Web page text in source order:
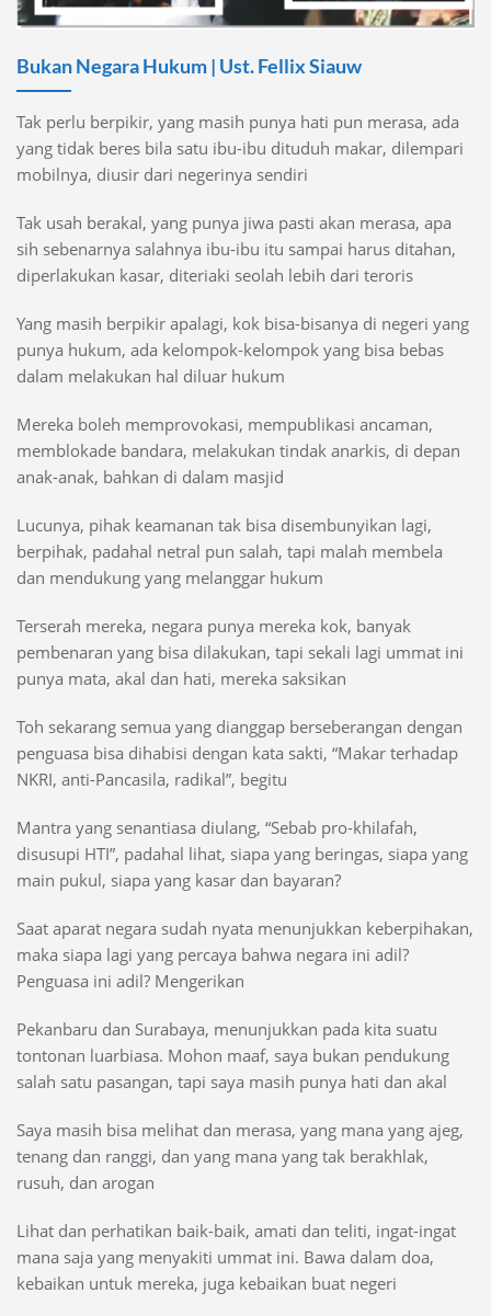
Bukan Negara Hukum | Ust. Fellix Siauw
Tak perlu berpikir, yang masih punya hati pun merasa, ada
yang tidak beres bila satu ibu-ibu dituduh makar, dilempari
mobilnya, diusir dari negerinya sendiri
Tak usah berakal, yang punya jiwa pasti akan merasa, apa
sih sebenarnya salahnya ibu-ibu itu sampai harus ditahan,
diperlakukan kasar, diteriaki seolah lebih dari teroris
Yang masih berpikir apalagi, kok bisa-bisanya di negeri yang
punya hukum, ada kelompok-kelompok yang bisa bebas
dalam melakukan hal diluar hukum
Mereka boleh memprovokasi, mempublikasi ancaman,
memblokade bandara, melakukan tindak anarkis, di depan
anak-anak, bahkan di dalam masjid
Lucunya, pihak keamanan tak bisa disembunyikan lagi,
berpihak, padahal netral pun salah, tapi malah membela
dan mendukung yang melanggar hukum
Terserah mereka, negara punya mereka kok, banyak
pembenaran yang bisa dilakukan, tapi sekali lagi ummat ini
punya mata, akal dan hati, mereka saksikan
Toh sekarang semua yang dianggap berseberangan dengan
penguasa bisa dihabisi dengan kata sakti, “Makar terhadap
NKRI, anti-Pancasila, radikal”, begitu
Mantra yang senantiasa diulang, “Sebab pro-khilafah,
disusupi HTI”, padahal lihat, siapa yang beringas, siapa yang
main pukul, siapa yang kasar dan bayaran?
Saat aparat negara sudah nyata menunjukkan keberpihakan,
maka siapa lagi yang percaya bahwa negara ini adil?
Penguasa ini adil? Mengerikan
Pekanbaru dan Surabaya, menunjukkan pada kita suatu
tontonan luarbiasa. Mohon maaf, saya bukan pendukung
salah satu pasangan, tapi saya masih punya hati dan akal
Saya masih bisa melihat dan merasa, yang mana yang ajeg,
tenang dan ranggi, dan yang mana yang tak berakhlak,
rusuh, dan arogan
Lihat dan perhatikan baik-baik, amati dan teliti, ingat-ingat
mana saja yang menyakiti ummat ini. Bawa dalam doa,
kebaikan untuk mereka, juga kebaikan buat negeri